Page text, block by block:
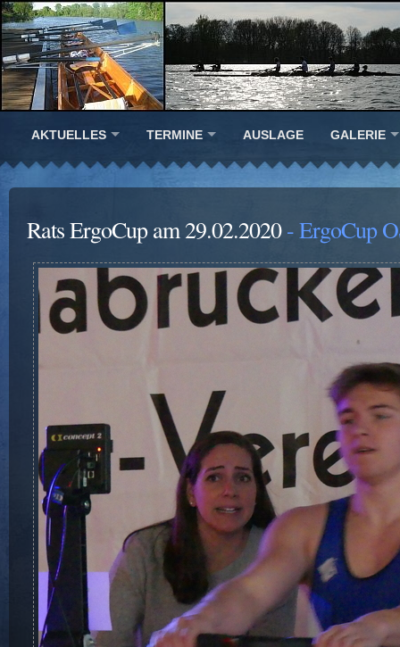
AKTUELLES TERMINE AUSLAGE GALERIE
Rats ErgoCup am 29.02.2020- ErgoCup